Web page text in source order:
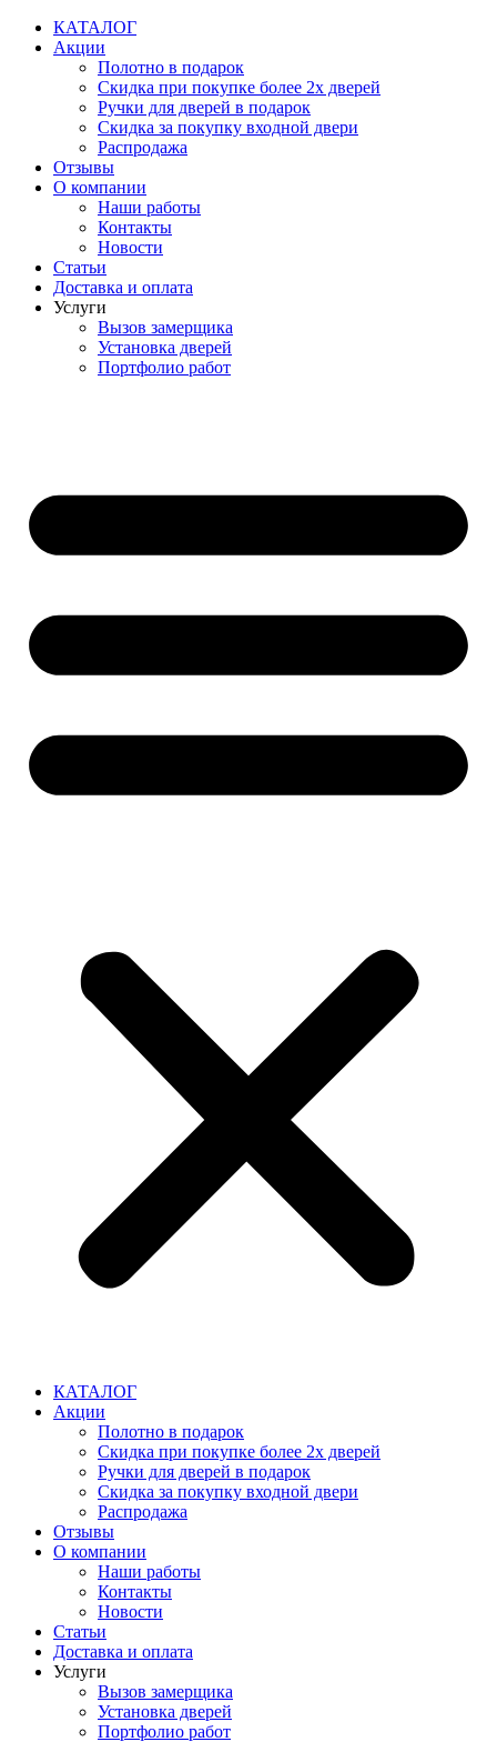
Перейти
содержимому
КАТАЛОГ
Акции
Полотно в подарок
Скидка при покупке более 2х дверей
Ручки для дверей в подарок
Скидка за покупку входной двери
Распродажа
Отзывы
О компании
Наши работы
Контакты
Новости
Статьи
Доставка и оплата
Услуги
Вызов замерщика
Установка дверей
Портфолио работ
КАТАЛОГ
Акции
Полотно в подарок
Скидка при покупке более 2х дверей
Ручки для дверей в подарок
Скидка за покупку входной двери
Распродажа
Отзывы
О компании
Наши работы
Контакты
Новости
Статьи
Доставка и оплата
Услуги
Вызов замерщика
Установка дверей
Портфолио работ